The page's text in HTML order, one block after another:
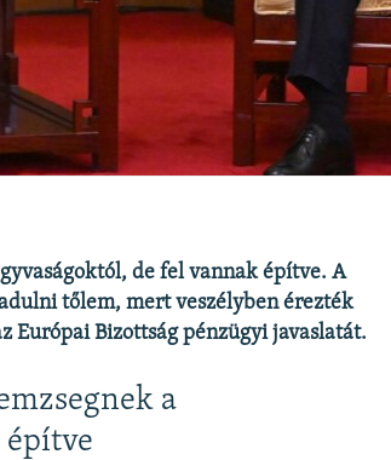
de fel vannak építve. A
tőlem, mert veszélyben érezték
Európai Bizottság pénzügyi javaslatát.
a
építve